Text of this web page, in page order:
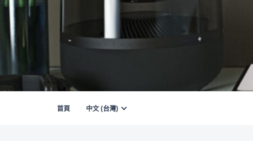
首頁 中文 (台灣)